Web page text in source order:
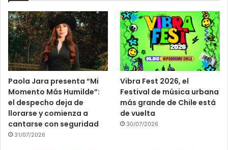
Paola Jara presenta “Mi
Momento Más Humilde”:
el despecho deja de
llorarse y comienza a
cantarse con seguridad
31/07/2026
Vibra Fest 2026, el
Festival de música urbana
más grande de Chile está
de vuelta
30/07/2026